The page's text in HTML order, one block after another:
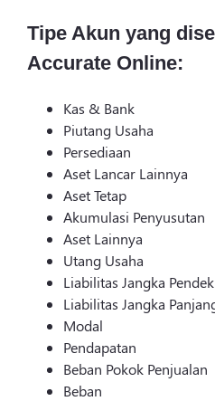
Tipe Akun yang
Accurate Online:
Kas & Bank
Piutang Usaha
Persediaan
Aset Lancar Lainnya
Aset Tetap
Akumulasi Penyusutan
Aset Lainnya
Utang Usaha
Liabilitas Jangka Pendek
Liabilitas Jangka
Modal
Pendapatan
Beban Pokok Penjualan
Beban